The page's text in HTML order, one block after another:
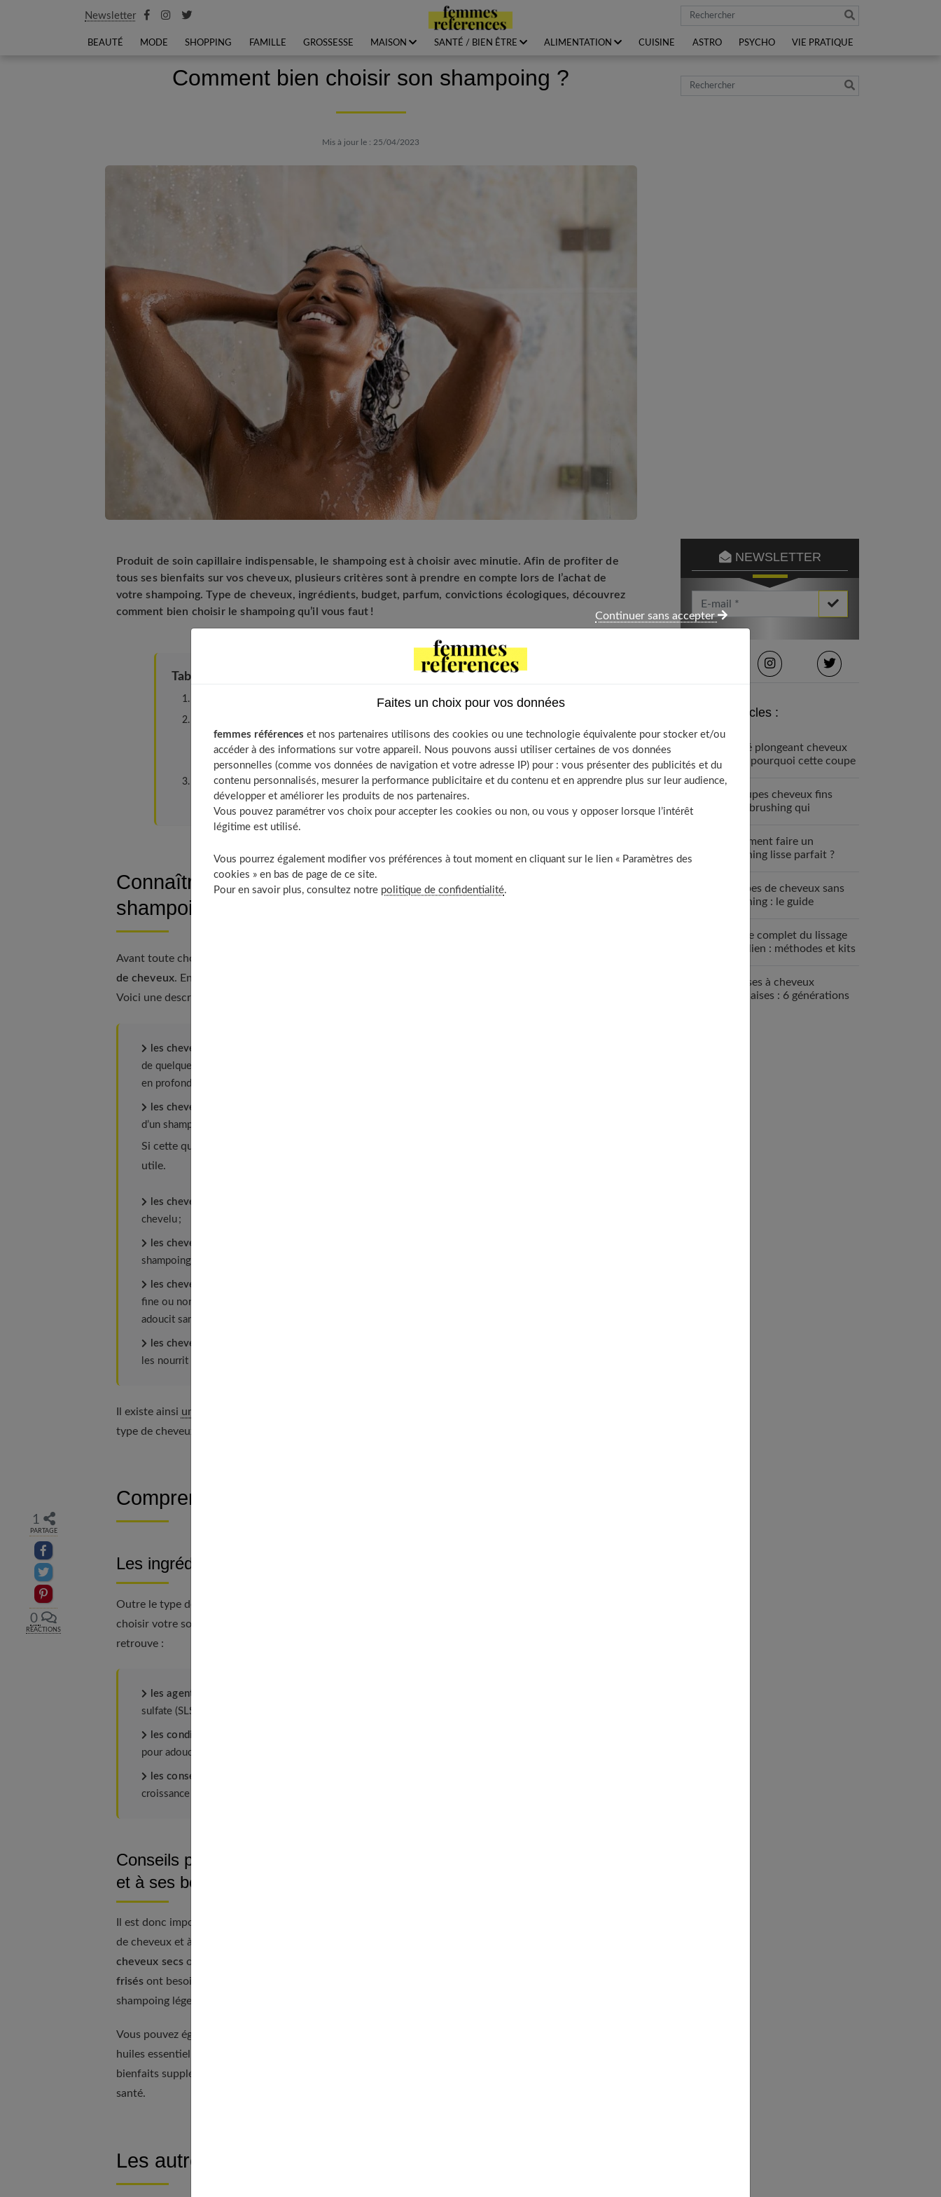
Newsletter Rechercher
BEAUTÉ MODE SHOPPING FAMILLE GROSSESSE MAISON SANTÉ / BIEN ÊTRE ALIMENTATION CUISINE ASTRO PSYCHO VIE PRATIQUE
Comment bien choisir son shampoing ?
Mis à jour le : 25/04/2023
Produit de soin capillaire indispensable, le shampoing est à choisir avec minutie. Afin de profiter de
tous ses bienfaits sur vos cheveux, plusieurs critères sont à prendre en compte lors de l’achat de
votre shampoing. Type de cheveux, ingrédients, budget, parfum, convictions écologiques, découvrez
comment bien choisir le shampoing qu’il vous faut !
1
PARTAGE
Partager sur facebook
Partager sur Twitter
Epingler sur Pinterest
0
RÉACTIONS
Table of Contents
Connaître son type de cheveux pour bien choisir son shampoing
Les ingrédients couramment présents dans les shampoings
Conseils pour choisir des ingrédients adaptés à son type de cheveux et à ses besoins
Les autres critères de choix d’un shampoing
À découvrir aussi
Connaître son type de cheveux pour bien choisir son
shampoing
Avant toute chose, le premier critère de choix de votre shampoing est
de cheveux. En effet, chaque type de cheveux a des besoins différents en matière de soin capillaire.
Voici une description des principaux types de cheveux :
les cheveux gras
de quelques heures ou jours. Ce type de cheveux a besoin d’un shampoing qui nettoie le cuir chevelu
en profondeur, élimine l’excès de sébum et en régule la production ;
les cheveux secs
d’un shampoing hydratant qui nourrit chaque fibre capillaire et les répare instantanément ;
Si cette question vous concerne, notre guide sur
utile.
les cheveux normaux
chevelu ;
les cheveux fins
shampoing qui apporte du volume et de la texture sans les alourdir ;
les cheveux épais
fine ou non. Ce type de cheveux a donc besoin d’un shampoing qui les nourrit en profondeur et les
adoucit sans les alourdir ;
les cheveux frisés
les nourrit intensément et les définit sans les alourdir.
Il existe ainsi une large gamme de produits de soin pour les cheveux
type de cheveux.
Comprendre les ingrédients de votre shampoing
Les ingrédients couramment présents dans les shampoings
Outre le type de cheveux, les ingrédients contenus dans un
choisir votre soin. Parmi les ingrédients les plus couramment retrouvés dans les shampoings, on
retrouve :
les agents moussants
sulfate (SLS), sont utilisés pour créer de la mousse et nettoyer les cheveux en profondeur ;
les conditionneurs
pour adoucir et nourrir les cheveux, ainsi que pour faciliter le démêlage ;
les conservateurs :
croissance de bactéries et de champignons dans le produit.
Conseils pour choisir des ingrédients adaptés à son type de cheveux
et à ses besoins
Il est donc important de choisir le shampoing contenant les principes actifs les plus adaptés à votre type
de cheveux et à ses besoins.
cheveux secs ont besoin d’un shampoing hydratant avec des huiles et des protéines
frisés ont besoin d’un shampoing sans sulfates ni silicones, tandis que
shampoing léger qui apporte du volume sans alourdir.
Vous pouvez également opter pour des shampoings contenant des ingrédients naturels, comme : des
huiles essentielles, des extraits de plantes et des huiles végétales. Ces principes actifs apportent des
bienfaits supplémentaires pour vos cheveux, tout en étant plus respectueux de l’environnement et de la
santé.
Les autres critères de choix d’un shampoing
Rechercher
NEWSLETTER
Votre Email *
Derniers articles :
Carré plongeant cheveux
fins : pourquoi cette coupe
7 coupes cheveux fins
sans brushing qui
Comment faire un
brushing lisse parfait ?
Coupes de cheveux sans
brushing : le guide
Guide complet du lissage
brésilien : méthodes et kits
Brosses à cheveux
françaises : 6 générations
Faites un choix pour vos données
femmes références et nos partenaires utilisons des cookies ou une technologie équivalente pour stocker et/ou
accéder à des informations sur votre appareil. Nous pouvons aussi utiliser certaines de vos données
personnelles (comme vos données de navigation et votre adresse IP) pour : vous présenter des publicités et du
contenu personnalisés, mesurer la performance publicitaire et du contenu et en apprendre plus sur leur audience,
développer et améliorer les produits de nos partenaires.
Vous pouvez paramétrer vos choix pour accepter les cookies ou non, ou vous y opposer lorsque l’intérêt
légitime est utilisé.
Vous pourrez également modifier vos préférences à tout moment en cliquant sur le lien « Paramètres des
cookies » en bas de page de ce site.
Pour en savoir plus, consultez notre politique de confidentialité.
Continuer sans accepter